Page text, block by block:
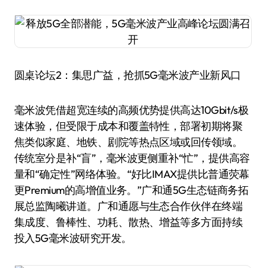
圆桌论坛2：集思广益，抢抓5G毫米波产业新风口
毫米波凭借超宽连续的高频优势提供高达10Gbit/s极
速体验，但受限于成本和覆盖特性，部署初期将聚
焦类似家庭、地铁、剧院等热点区域或回传领域。
传统室分是补“盲”，毫米波更侧重补“忙”，提供高容
量和“确定性”网络体验。“好比IMAX提供比普通荧幕
更Premium的高增值业务。”广和通5G生态链商务拓
展总监陶曦讲道。广和通愿与生态合作伙伴在终端
集成度、鲁棒性、功耗、散热、增益等多方面持续
投入5G毫米波研究开发。